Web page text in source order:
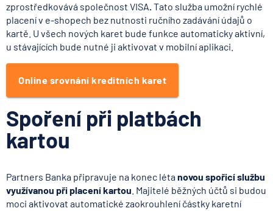
zprostředkovává společnost VISA.Tato služba umožní rychlé
placení v e-shopech bez nutnosti ručního zadávání údajů o
kartě. U všech nových karet bude funkce automaticky aktivní,
u stávajících bude nutné ji aktivovat v mobilní aplikaci.
Online srovnání kreditních karet
Spoření při platbách
kartou
Partners Banka připravuje na konec léta novou spořicí službu
využívanou při placení kartou . Majitelé běžných účtů si budou
moci aktivovat automatické zaokrouhlení částky karetní